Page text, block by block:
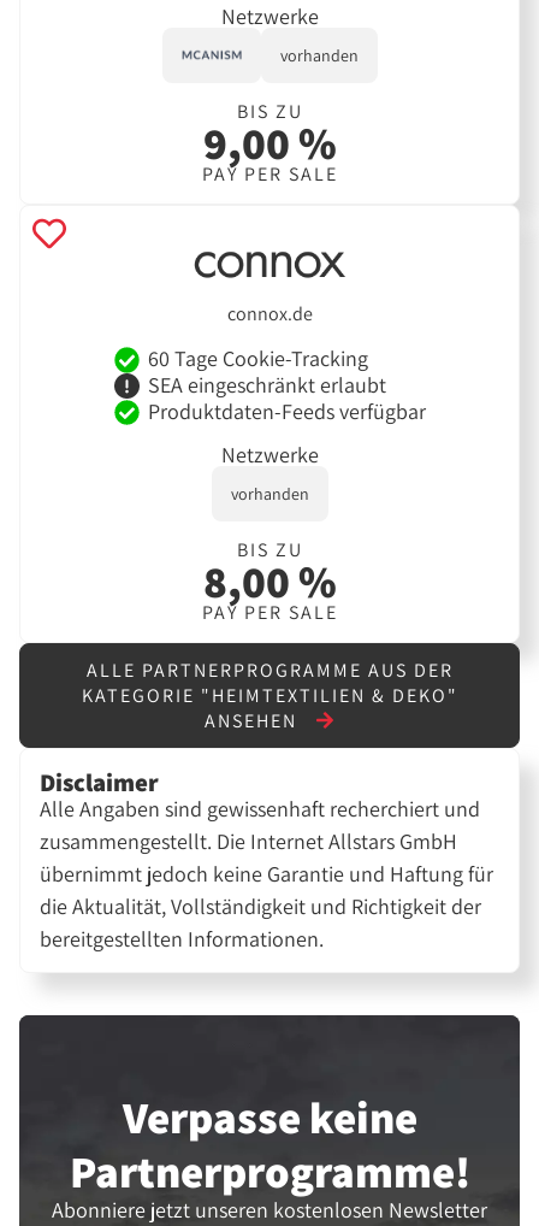
Netzwerke
vorhanden
BIS ZU
9,00 %
PAY PER SALE
connox.de
60 Tage Cookie-Tracking
SEA eingeschränkt erlaubt
Produktdaten-Feeds verfügbar
Netzwerke
vorhanden
BIS ZU
8,00 %
PAY PER SALE
ALLE PARTNERPROGRAMME AUS DER
KATEGORIE "HEIMTEXTILIEN & DEKO"
ANSEHEN
Disclaimer
Alle Angaben sind gewissenhaft recherchiert und
zusammengestellt. Die Internet Allstars GmbH
übernimmt jedoch keine Garantie und Haftung für
die Aktualität, Vollständigkeit und Richtigkeit der
bereitgestellten Informationen.
Verpasse keine
Partner­programme!
Abonniere jetzt unseren kostenlosen Newsletter